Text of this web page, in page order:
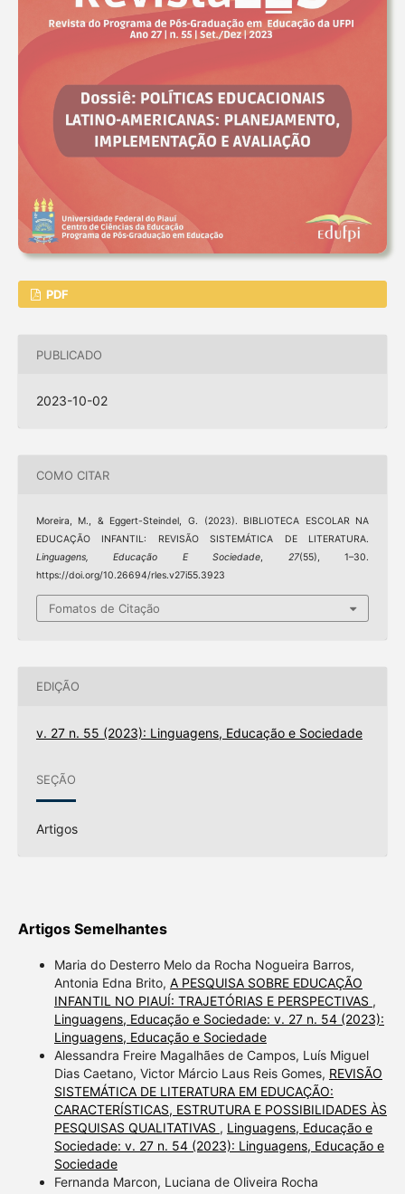
PDF
PUBLICADO
2023-10-02
COMO CITAR
Moreira, M., & Eggert-Steindel, G. (2023). BIBLIOTECA ESCOLAR NA
EDUCAÇÃO INFANTIL: REVISÃO SISTEMÁTICA DE LITERATURA.
Linguagens, Educação E Sociedade, 27(55), 1–30.
https://doi.org/10.26694/rles.v27i55.3923
Fomatos de Citação
EDIÇÃO
v. 27 n. 55 (2023): Linguagens, Educação e Sociedade
SEÇÃO
Artigos
Artigos Semelhantes
Maria do Desterro Melo da Rocha Nogueira Barros,
Antonia Edna Brito, A PESQUISA SOBRE EDUCAÇÃO
INFANTIL NO PIAUÍ: TRAJETÓRIAS E PERSPECTIVAS ,
Linguagens, Educação e Sociedade: v. 27 n. 54 (2023):
Linguagens, Educação e Sociedade
Alessandra Freire Magalhães de Campos, Luís Miguel
Dias Caetano, Victor Márcio Laus Reis Gomes, REVISÃO
SISTEMÁTICA DE LITERATURA EM EDUCAÇÃO:
CARACTERÍSTICAS, ESTRUTURA E POSSIBILIDADES ÀS
PESQUISAS QUALITATIVAS , Linguagens, Educação e
Sociedade: v. 27 n. 54 (2023): Linguagens, Educação e
Sociedade
Fernanda Marcon, Luciana de Oliveira Rocha